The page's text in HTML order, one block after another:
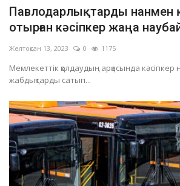
Павлодарлықтарды нанмен
отырған кәсіпкер жаңа
Желтоқсан 13, 2023 0 1175
Мемлекеттік қолдаудың арқасында кәсіпкер
жабдықтарды сатып...